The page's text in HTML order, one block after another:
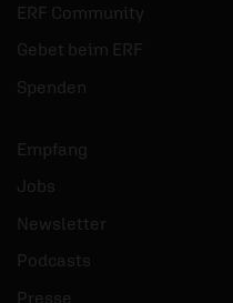
ERF Community
Gebet beim ERF
Spenden
Empfang
Jobs
Newsletter
Podcasts
Presse